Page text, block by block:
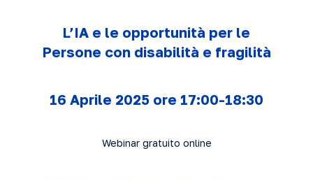
L’IA e le opportunità per le
Persone con disabilità e fragilità
16 Aprile 2025 ore 17:00-18:30
Webinar gratuito online